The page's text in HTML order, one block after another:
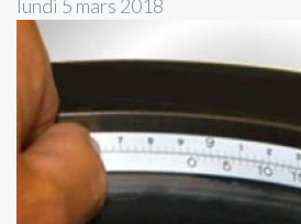
lundi 5 mars 2018